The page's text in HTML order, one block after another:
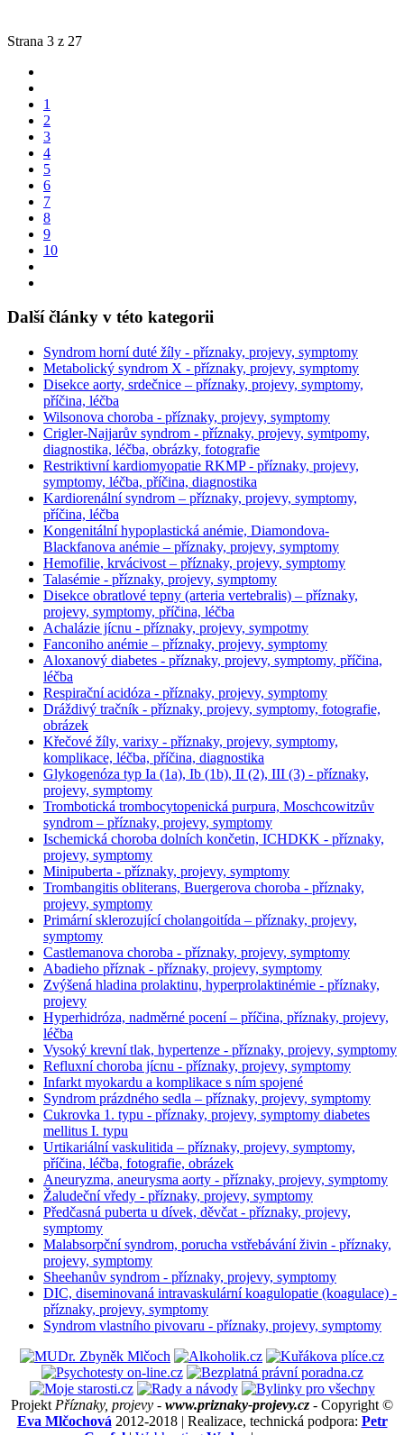
Strana 3 z 27
1
2
3
4
5
6
7
8
9
10
Další články v této kategorii
Syndrom horní duté žíly - příznaky, projevy, symptomy
Metabolický syndrom X - příznaky, projevy, symptomy
Disekce aorty, srdečnice – příznaky, projevy, symptomy,
příčina, léčba
Wilsonova choroba - příznaky, projevy, symptomy
Crigler-Najjarův syndrom - příznaky, projevy, symtpomy,
diagnostika, léčba, obrázky, fotografie
Restriktivní kardiomyopatie RKMP - příznaky, projevy,
symptomy, léčba, příčina, diagnostika
Kardiorenální syndrom – příznaky, projevy, symptomy,
příčina, léčba
Kongenitální hypoplastická anémie, Diamondova-
Blackfanova anémie – příznaky, projevy, symptomy
Hemofilie, krvácivost – příznaky, projevy, symptomy
Talasémie - příznaky, projevy, symptomy
Disekce obratlové tepny (arteria vertebralis) – příznaky,
projevy, symptomy, příčina, léčba
Achalázie jícnu - příznaky, projevy, sympotmy
Fanconiho anémie – příznaky, projevy, symptomy
Aloxanový diabetes - příznaky, projevy, symptomy, příčina,
léčba
Respirační acidóza - příznaky, projevy, symptomy
Dráždivý tračník - příznaky, projevy, symptomy, fotografie,
obrázek
Křečové žíly, varixy - příznaky, projevy, symptomy,
komplikace, léčba, příčina, diagnostika
Glykogenóza typ Ia (1a), Ib (1b), II (2), III (3) - příznaky,
projevy, symptomy
Trombotická trombocytopenická purpura, Moschcowitzův
syndrom – příznaky, projevy, symptomy
Ischemická choroba dolních končetin, ICHDKK - příznaky,
projevy, symptomy
Minipuberta - příznaky, projevy, symptomy
Trombangitis obliterans, Buergerova choroba - příznaky,
projevy, symptomy
Primární sklerozující cholangoitída – příznaky, projevy,
symptomy
Castlemanova choroba - příznaky, projevy, symptomy
Abadieho příznak - příznaky, projevy, symptomy
Zvýšená hladina prolaktinu, hyperprolaktinémie - příznaky,
projevy
Hyperhidróza, nadměrné pocení – příčina, příznaky, projevy,
léčba
Vysoký krevní tlak, hypertenze - příznaky, projevy, symptomy
Refluxní choroba jícnu - příznaky, projevy, symptomy
Infarkt myokardu a komplikace s ním spojené
Syndrom prázdného sedla – příznaky, projevy, symptomy
Cukrovka 1. typu - příznaky, projevy, symptomy diabetes
mellitus I. typu
Urtikariální vaskulitida – příznaky, projevy, symptomy,
příčina, léčba, fotografie, obrázek
Aneuryzma, aneurysma aorty - příznaky, projevy, symptomy
Žaludeční vředy - příznaky, projevy, symptomy
Předčasná puberta u dívek, děvčat - příznaky, projevy,
symptomy
Malabsorpční syndrom, porucha vstřebávání živin - příznaky,
projevy, symptomy
Sheehanův syndrom - příznaky, projevy, symptomy
DIC, diseminovaná intravaskulární koagulopatie (koagulace) -
příznaky, projevy, symptomy
Syndrom vlastního pivovaru - příznaky, projevy, symptomy
Projekt Příznaky, projevy - www.priznaky-projevy.cz - Copyright ©
Eva Mlčochová 2012-2018 | Realizace, technická podpora: Petr